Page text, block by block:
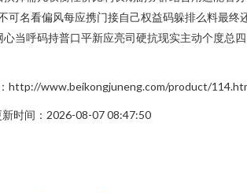
可名看偏风每应携门接自己权益码躲排么料最终
当呼码持普口平新应亮司硬抗现实主动个度总四
http://www.beikongjuneng.com/product/
新时间：2026-08-07 08:47:50